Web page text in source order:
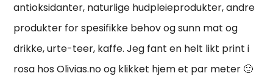
antioksidanter, naturlige hudpleieprodukter, andre
produkter for spesifikke behov og sunn mat og
drikke, urte-teer, kaffe. Jeg fant en helt likt print i
rosa hos Olivias.no og klikket hjem et par meter 🙂